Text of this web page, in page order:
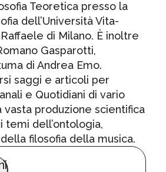
Teoretica presso la
dell’Università Vita-
di Milano. È inoltre
Gasparotti,
di Andrea Emo.
saggi e articoli per
e Quotidiani di vario
vasta produzione scientifica
temi dell’ontologia,
filosofia della musica.